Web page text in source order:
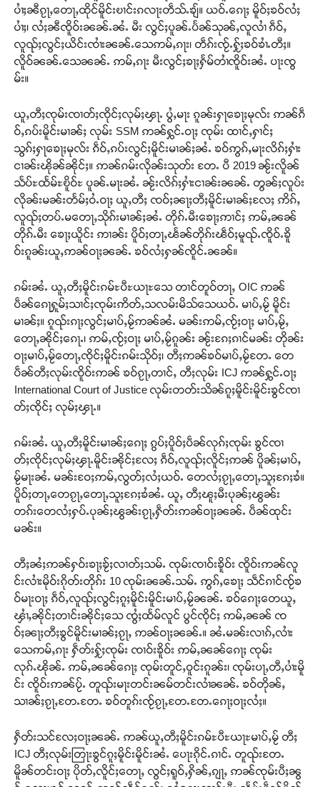
ပၢႆႈၼီၵႂႃႇတေႃႇထိုင်မိူင်းၿၢင်းၵလႃးတဵသ်ႉၶျ်။ ယဝ်ႉၵေႃႈ မိူဝ်ႈၶဝ်လႆႈ
ပၢႆႈ၊ လႆႈၼီၸိူဝ်းၼၼ်ႉၼႆႉ မီး လွင်ႈပူၼ်ႉပႅၼ်သုၼ်ႇလူလၢႆ ၵဵဝ်ႇ
လူၺ်ႈလွင်ႈယိင်းၸၢႆးၼၼ်ႉသေဢမ်ႇၵႃး၊ တဵၵ်းၸႂ်ႉႁႂ်ႈၶဝ်ၶၢႆႉတီႈ။
လိူဝ်ၼၼ်ႉသေၼၼ်ႉ ဢမ်ႇၵႃး မီးလွင်ႈၶႃႈႁႅမ်တၢႆၸိူဝ်းၼႆႉ ပႃးၸွ
မ်း။
ယူႇတီႈၸုမ်းၸၢတ်ႈၸိုင်ႈလုမ်ႈၾႃႉ ပွႆႇမႃး ၵူၼ်းႁႃၶေႃႈမုလ်း ဢၼ်ၵဵ
ဝ်ႇၵပ်းမိူင်းမၢၼ်ႈ လုမ်း SSM ဢၼ်ႁွင်ႉဝႃႈ ၸုမ်း ထၢင်ႇႁၢင်ႈ
သွၵ်ႈႁႃၶေႃႈမုလ်း ၵဵဝ်ႇၵပ်းလွင်ႈမိူင်းမၢၼ်ႈၼႆႉ ၶဝ်ဢွၵ်ႇမႃးလိၵ်ႈႁၢႆး
ငၢၼ်းၽိုၼ်ၼိုင်ႈ။ ဢၼ်ၵမ်းလိုၼ်းသုတ်း တႄႉ ပီ 2019 ၼႂ်းလိူၼ်
သႅပ်ႊထႅမ်ႊၿိူဝ်ႊ ပူၼ်ႉမႃးၼႆႉ ၼႂ်းလိၵ်ႈႁၢႆးငၢၼ်းၼၼ်ႉ တွၼ်ႈလူပ်း
လိုၼ်းမၼ်းတႅမ်ႈဝႆႉဝႃႈ ယူႇတီႈ ၸဝ်ႈၼႃႈတီႈမိူင်းမၢၼ်ႈလႄႈ ဢိၵ်ႇ
လူၺ်ႈတပ်ႉမတေႃႇသိုၵ်းမၢၼ်ႈၼႆႉ တိုၵ်ႉမီးၶေႃႈဢၢင်ႈ ဢမ်ႇၼၼ်
တိုၵ်ႉမီး ၶေႃႈယိူင်း ဢၢၼ်း ပိူဝ်ႈတႃႇၽႅၼ်တိုၵ်းၽဵဝ်ႈမူၺ်ႉၸိူဝ်ႉၶိူ
ဝ်းၵူၼ်းယူႇဢၼ်ဝႃႈၼၼ်ႉ ၶဝ်လႆႈႁၼ်ၸိူင်ႉၼၼ်။
ၵမ်းၼႆႉ ယူႇတီႈမိူင်းၵမ်ႊပီႊယႃႊသေ တၢင်တူဝ်တႃႇ OIC ဢၼ်
ပဵၼ်ၵေႃႁူမ်ႈသၢင်ႈၸုမ်းဢိတ်ႇသလမ်းမိသ်သေယဝ်ႉ မၢပ်ႇမႂ် မိူင်း
မၢၼ်ႈ။ ၵူၺ်းၵႃႈလွင်ႈမၢပ်ႇမႂ်ဢၼ်ၼႆႉ မၼ်းဢမ်ႇၸႂ်ႈဝႃႈ မၢပ်ႇမႂ်ႇ
တေႃႇၼိုင်ႈၵေႃႉ၊ ဢမ်ႇၸႂ်ႈဝႃႈ မၢပ်ႇမႂ်ၵူၼ်း ၼႂ်းၵႄႈၵၢင်မၼ်း တိုၼ်း
ဝႃႈမၢပ်ႇမႂ်တေႃႇၸိုင်ႈမိူင်းၵမ်းသိုဝ်ႈ၊ တီႈဢၼ်ၶဝ်မၢပ်ႇမႂ်တႄႉ တေ
ပဵၼ်တီႈလုမ်းၸိူဝ်းဢၼ် ၶဝ်ၵႂႃႇတၢင်ႇ တီႈလုမ်း ICJ ဢၼ်ႁွင်ႉဝႃႈ
International Court of Justice လုမ်းတတ်းသိၼ်ၵူႈမိူင်းမိူင်းၶွင်ၸၢ
တ်ႈၸိုင်ႈ လုမ်ႈၾႃႉ။
ၵမ်းၼႆႉ ယူႇတီႈမိူင်းမၢၼ်ႈၵေႃႈ ၵွပ်ႈပိူဝ်ႈပဵၼ်လုၵ်ႈၸုမ်း ၶွင်ၸၢ
တ်ႈၸိုင်ႈလုမ်ႈၾႃႉမိူင်းၼိုင်ႈလႄႈ ၵဵဝ်ႇလူၺ်ႈလိူင်ႈဢၼ် ပိူၼ်ႈမၢပ်ႇ
မႂ်မႃးၼႆႉ မၼ်းဝႄႈဢမ်ႇလွတ်ႈလႆႈယဝ်ႉ တေလႆႈၵႂႃႇတေႃႇသူႈၵႄႈၶႆ။
ပိူဝ်ႈတႃႇတေၵႂႃႇတေႃႇသူႈၵႄႈၶႆၼႆႉ ယူႇ တီႈၽူႈမီးပုၼ်ႈၽွၼ်း
တၵ်းတေလႆႈႁပ်ႉပုၼ်ႈၽွၼ်းၵႂႃႇႁဵတ်းဢၼ်ဝႃႈၼၼ်ႉ ပဵၼ်ထုင်း
မၼ်း။
တီႈၼႆႈဢၼ်ႁဝ်းၶႃႈၶႂ်ႈလၢတ်ႈသမ်ႉ ၸုမ်းၸၢဝ်းၶိူဝ်း ၸိူဝ်းဢၼ်လူ
င်းလၢႆးမိုဝ်းၵိုတ်းတိုၵ်း 10 ၸုမ်းၼၼ်ႉသမ်ႉ ဢွၵ်ႇၶေႃႈ သဵင်ၵၢင်ၸႂ်ၶ
ဝ်မႃးဝႃႈ ၵဵဝ်ႇလူၺ်ႈလွင်ႈၵူႈမိူင်းမိူင်းမၢပ်ႇမႂ်ၼၼ်ႉ ၶဝ်ၵေႃႈတေယူႇ
ၾၢႆႇၼိုင်ႈတၢင်းၼိုင်ႈသေ ၸွႆႈထႅမ်လူင် ပွင်ၸိုင်ႈ ဢမ်ႇၼၼ် ၸ
ဝ်ႈၼႃႈတီႈၶွင်မိူင်းမၢၼ်ႈၵႂႃႇ ဢၼ်ဝႃႈၼၼ်ႉ။ ၼႆႉမၼ်းလၢၵ်ႇလၢႆး
သေဢမ်ႇၵႃး ႁဵတ်းႁႂ်ႈၸုမ်း ၸၢဝ်းၶိူဝ်း ဢမ်ႇၼၼ်ၵေႃႈ ၸုမ်း
လုၵ်ႉၽိုၼ်ႉ ဢမ်ႇၼၼ်ၵေႃႈ ၸုမ်းတူင်ႇဝူင်းၵူၼ်း၊ ၸုမ်းပႃႇတီႇပၢႆးမိူ
င်း ၸိူဝ်းဢၼ်ပႂ်ႉ တူၺ်းမႃးတင်းၼမ်တင်းလၢႆၼၼ်ႉ ၶဝ်တိုၼ်ႇ
သၢၼ်ႈၵႂႃႇတႄႉတႄႉ ၶဝ်တူၵ်းၸႂ်ၵႂႃႇတႄႉတႄႉၵေႃႈဝႃႈလႆႈ။
ႁဵတ်းသင်လႄႈဝႃႈၼၼ်ႉ ဢၼ်ယူႇတီႈမိူင်းၵမ်ႊပီႊယႃႊမၢပ်ႇမႂ် တီႈ
ICJ တီႈလုမ်းတြႃးၶွင်ၵူႈမိူင်းမိူင်းၼႆႉ ပေႃးၵိုင်ႉၵၢင်ႉ တူၺ်းတႄႉ
မိူၼ်တင်းဝႃႈ ပိုတ်ႇလိူင်ႈတေႃႇ လွင်ႈရူဝ်ႇႁိၼ်ႇၵျႃႇ ဢၼ်ၸုမ်းပီႈၼွ